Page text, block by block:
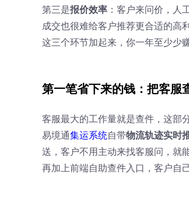
第三是报价效率 ：客户来问价，人
成交也很难给客户推荐更合适的高
这三个环节加起来，你一年至少少
第一笔省下来的钱：把客服
客服最大的工作量就是查件，这部
易境通集运系统自带物流轨迹实时
送，客户不用主动来找客服问，就
再加上前端自助查件入口，客户自